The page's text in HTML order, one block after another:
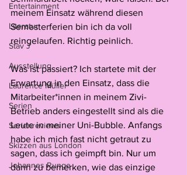
Entertainment
Literatur
Stav J
Ausstellung
Laurence Müller
Serien
Serienreviews
Skizzen aus London
Johannes Runge
meinem Einsatz während diesen
Semesterferien bin ich da voll
reingelaufen. Richtig peinlich.
Was ist passiert? Ich startete mit der
Erwartung in den Einsatz, dass die
Mitarbeiter*innen in meinem Zivi-
Betrieb anders eingestellt sind als die
Leute in meiner Uni-Bubble. Anfangs
habe ich mich fast nicht getraut zu
sagen, dass ich geimpft bin. Nur um
dann zu bemerken, wie das einzige